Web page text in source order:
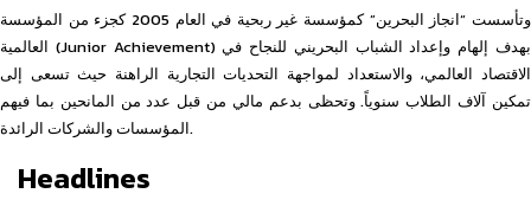
وتأسست “انجاز البحرين” كمؤسسة غير ربحية في العام 2005 كجزء من المؤسسة
العالمية (Junior Achievement) بهدف إلهام وإعداد الشباب البحريني للنجاح في
الاقتصاد العالمي، والاستعداد لمواجهة التحديات التجارية الراهنة حيث تسعى إلى
تمكين آلاف الطلاب سنوياً. وتحظى بدعم مالي من قبل عدد من المانحين بما فيهم
المؤسسات والشركات الرائدة.
Headlines